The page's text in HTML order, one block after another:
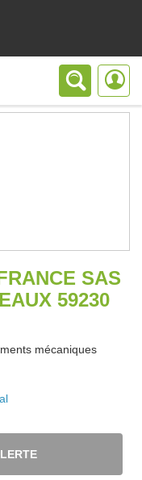
SAS
59230
mécaniques